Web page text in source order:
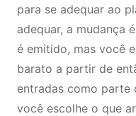
para se adequar ao
adequar, a mudança
é emitido, mas você
barato a partir de
entradas como
você escolhe o que